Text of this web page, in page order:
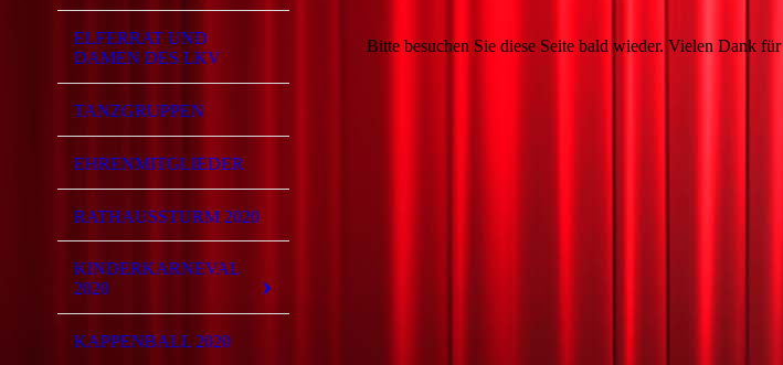
ELFERRAT UND
DAMEN DES LKV
TANZGRUPPEN
EHRENMITGLIEDER
RATHAUSSTURM 2020
KINDERKARNEVAL
2020
KAPPENBALL 2020
Bitte besuchen Sie diese Seite bald wieder. Vielen Dank